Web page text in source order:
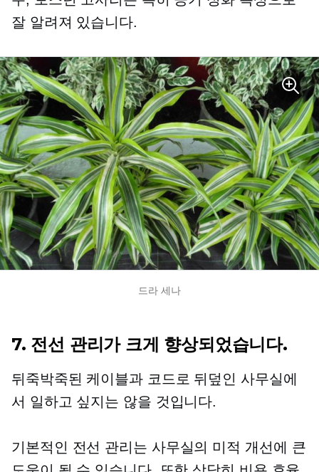
잘 알려져 있습니다.
드라 세나
7. 전선 관리가 크게 향상되었습니다.
뒤죽박죽된 케이블과 코드로 뒤덮인 사무실에
서 일하고 싶지는 않을 것입니다.
기본적인 전선 관리는 사무실의 미적 개선에 큰